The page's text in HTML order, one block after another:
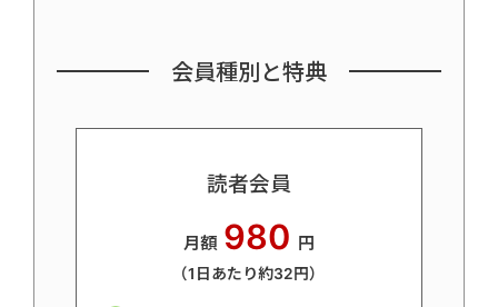
会員種別と特典
読者会員
月額 980 円
（1日あたり約32円）